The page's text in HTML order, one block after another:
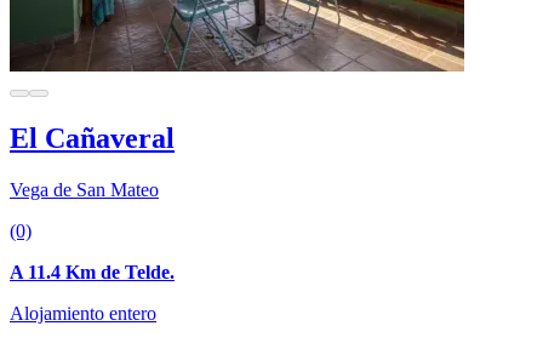
El Cañaveral
Vega de San Mateo
(0)
A 11.4 Km de Telde.
Alojamiento entero